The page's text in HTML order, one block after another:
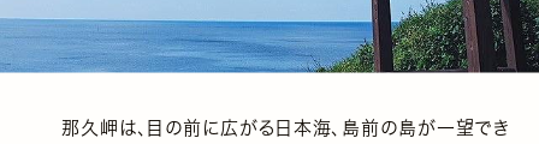
那久岬は、目の前に広がる日本海、島前の島が一望でき